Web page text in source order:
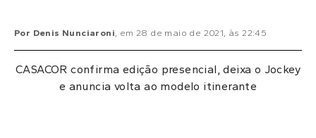
Por Denis Nunciaroni, em 28 de maio de 2021, às 22:45
CASACOR confirma edição presencial, deixa o Jockey
e anuncia volta ao modelo itinerante